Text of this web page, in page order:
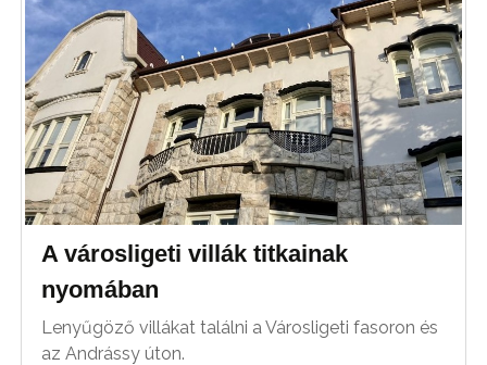
A városligeti villák titkainak
nyomában
Lenyűgöző villákat találni a Városligeti fasoron és
az Andrássy úton.